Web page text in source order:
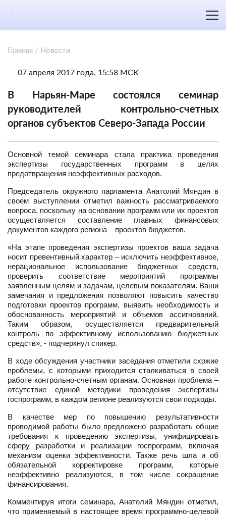
Главная / Новости
07 апреля 2017 года, 15:58 МСК
В Нарьян-Маре состоялся семинар
руководителей контрольно-счетных
органов субъектов Северо-Запада России
Основной темой семинара стала практика проведения
экспертизы государственных программ в целях
предотвращения неэффективных расходов.
Председатель окружного парламента Анатолий Мяндин в
своем выступлении отметил важность рассматриваемого
вопроса, поскольку на основании программ или их проектов
осуществляется составление главных финансовых
документов каждого региона – проектов бюджетов.
«На этапе проведения экспертизы проектов ваша задача
носит превентивный характер – исключить неэффективное,
нерациональное использование бюджетных средств,
проверить соответствие мероприятий программы
заявленным целям и задачам, целевым показателям. Ваши
замечания и предложения позволяют повысить качество
подготовки проектов программ, выявить необходимость и
обоснованность мероприятий и объемов ассигнований.
Таким образом, осуществляется предварительный
контроль по эффективному использованию бюджетных
средств», - подчеркнул спикер.
В ходе обсуждения участники заседания отметили схожие
проблемы, с которыми приходится сталкиваться в своей
работе контрольно-счетным органам. Основная проблема –
отсутствие единой методики проведения экспертизы
госпрограмм, в каждом регионе реализуются свои подходы.
В качестве мер по повышению результативности
проводимой работы было предложено разработать общие
требования к проведению экспертизы, унифицировать
сферу разработки и реализации госпрограмм, включая
механизм оценки эффективности. Также речь шла и об
обязательной корректировке программ, которые
неэффективно реализуются, в том числе сокращение
финансирования.
Комментируя итоги семинара, Анатолий Мяндин отметил,
что применяемый в настоящее время программно-целевой